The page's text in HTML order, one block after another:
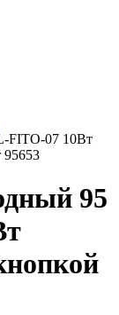
FITO-07 10Вт
95653
95